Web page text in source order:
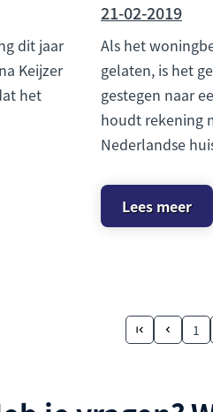
dit jaar
Keijzer
het
21-02-2019
Als het
gelaten, is het
gestegen naar
houdt rekening
Nederlandse
Lees meer
1